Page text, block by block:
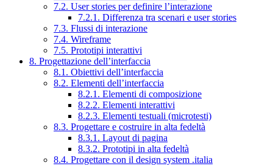
7.2. User stories per definire l’interazione
7.2.1. Differenza tra scenari e user stories
7.3. Flussi di interazione
7.4. Wireframe
7.5. Prototipi interattivi
8. Progettazione dell’interfaccia
8.1. Obiettivi dell’interfaccia
8.2. Elementi dell’interfaccia
8.2.1. Elementi di composizione
8.2.2. Elementi interattivi
8.2.3. Elementi testuali (microtesti)
8.3. Progettare e costruire in alta fedeltà
8.3.1. Layout di pagina
8.3.2. Prototipi in alta fedeltà
8.4. Progettare con il design system .italia